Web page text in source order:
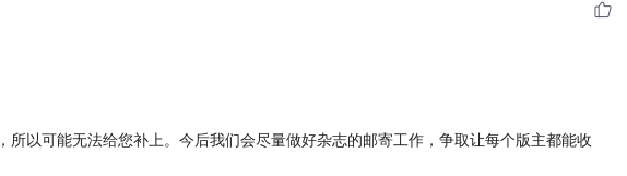
所以可能无法给您补上。今后我们会尽量做好杂志的邮寄工作，争取让每个版主都能收